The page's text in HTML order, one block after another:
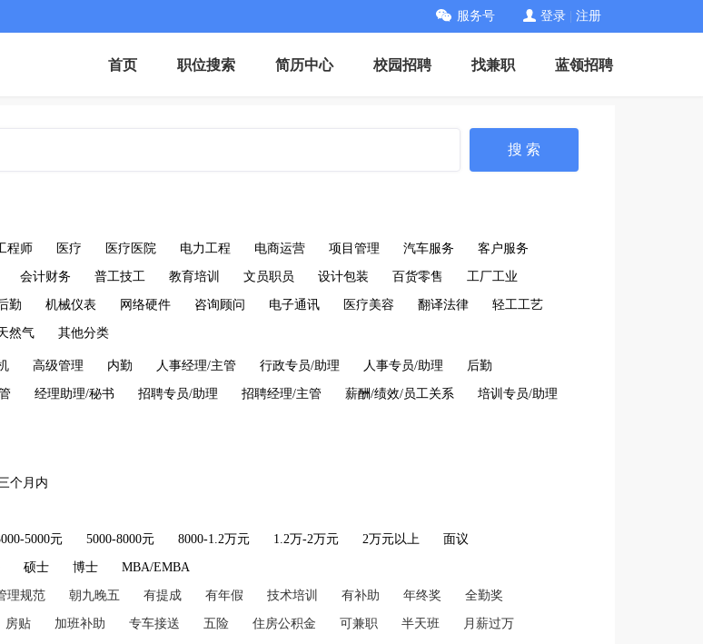
服务号 登录 注册
首页 职位搜索 简历中心 校园招聘 找兼职 蓝领招聘
搜 索
程师 医疗 医疗医院 电力工程 电商运营 项目管理 汽车服务 客户服务
会计财务 普工技工 教育培训 文员职员 设计包装 百货零售 工厂工业
勤 机械仪表 网络硬件 咨询顾问 电子通讯 医疗美容 翻译法律 轻工工艺
然气 其他分类
高级管理 内勤 人事经理/主管 行政专员/助理 人事专员/助理 后勤
经理助理/秘书 招聘专员/助理 招聘经理/主管 薪酬/绩效/员工关系 培训专员/助理
个月内
5000元 5000-8000元 8000-1.2万元 1.2万-2万元 2万元以上 面议
硕士 博士 MBA/EMBA
理规范 朝九晚五 有提成 有年假 技术培训 有补助 年终奖 全勤奖
房贴 加班补助 专车接送 五险 住房公积金 可兼职 半天班 月薪过万